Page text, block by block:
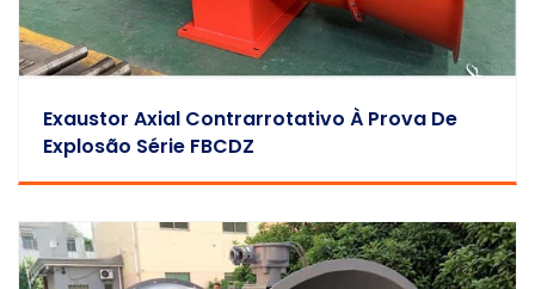
Exaustor Axial Contrarrotativo À Prova De
Explosão Série FBCDZ